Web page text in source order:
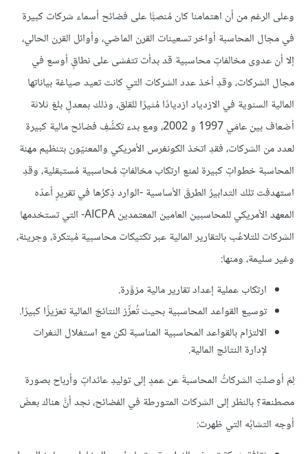
وعلى الرغم من أن اهتمامنا كان مُنصبًّا على فضائح أسماء شركات كبيرة
في مجال المحاسبة أواخر تسعينات القرن الماضي، وأوائل القرن الحالي،
إلا أن عدوى مخالفاتٍ محاسبية قد بدأت تتفشى على نطاقٍ أوسع في
مجال الشركات، وقدِ أخذ عدد الشركات التي كانت تعيد صياغة بياناتها
المالية السنوية في الازدياد ازديادًا مُثيرًا للقلق، وذلك بمعدلٍ بلغ ثلاثة
أضعاف بين عامَي 1997 و 2002، ومع بدء تكشُّفِ فضائح مالية كبيرة
لعدد من الشركات، فقدِ اتخذ الكونغرس الأمريكي والمعنيّون بتنظيم مهنة
المحاسبة خطواتٍ كبيرة لمنع ارتكاب مخالفاتٍ مُحاسبية مُستبقلية، وقدِ
استهدفت تلك التدابيرُ الطرقَ الأساسية -الوارد ذِكرُها في تقريرٍ أعدّه
المعهد الأمريكي للمحاسبين العامين المعتمدين AICPA- التي تستخدمها
الشركات للتلاعُب بالتقارير المالية عبر تكتيكات محاسبية مُبتكرة، وجريئة،
وغير سليمة، ومنها:
ارتكاب عملية إعداد تقارير مالية مزوَّرة.
توسيع القواعد المحاسبية بحيث تُعزِّز النتائجَ المالية تعزيزًا كبيرًا.
الالتزام بالقواعد المحاسبية المناسبة لكن مع استغلال الثغرات
لإدارة النتائج المالية.
لِمَ أوصلتِ الشركاتُ المحاسبةَ عن عمدٍ إلى توليدِ عائداتٍ وأرباح بصورة
مصطنعة؟ بالنظر إلى الشركات المتورطة في الفضائح، نجد أنَّ هناك بعضَ
أوجه التشابُه التي ظهرت: